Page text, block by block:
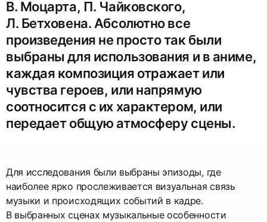
В. Моцарта, П. Чайковского,
Л. Бетховена. Абсолютно все
произведения не просто так были
выбраны для использования и в аниме,
каждая композиция отражает или
чувства героев, или напрямую
соотносится с их характером, или
передает общую атмосферу сцены.
Для исследования были выбраны эпизоды, где
наиболее ярко прослеживается визуальная связь
музыки и происходящих событий в кадре.
В выбранных сценах музыкальные особенности